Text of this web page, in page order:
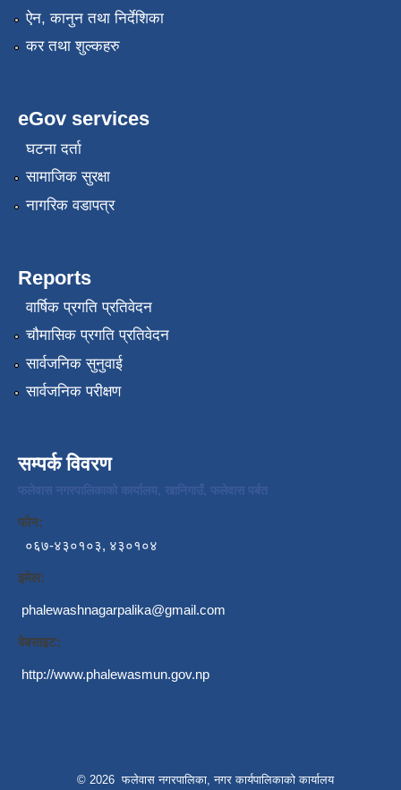
ऐन, कानुन तथा निर्देशिका
कर तथा शुल्कहरु
eGov services
घटना दर्ता
सामाजिक सुरक्षा
नागरिक वडापत्र
Reports
वार्षिक प्रगति प्रतिवेदन
चौमासिक प्रगति प्रतिवेदन
सार्वजनिक सुनुवाई
सार्वजनिक परीक्षण
सम्पर्क विवरण
फलेवास नगरपालिकाको कार्यालय, खानिगाउँ, फलेवास पर्बत
फोन:
०६७-४३०१०३, ४३०१०४
इमेल:
phalewashnagarpalika@gmail.com
वेबसाइट:
http://www.phalewasmun.gov.np
© 2026 फलेवास नगरपालिका, नगर कार्यपालिकाको कार्यालय